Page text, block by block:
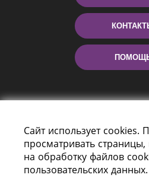
Пр-т Независимости 116
Сайт использует cookies.
просматривать страницы,
на обработку файлов
пользовательских данных.